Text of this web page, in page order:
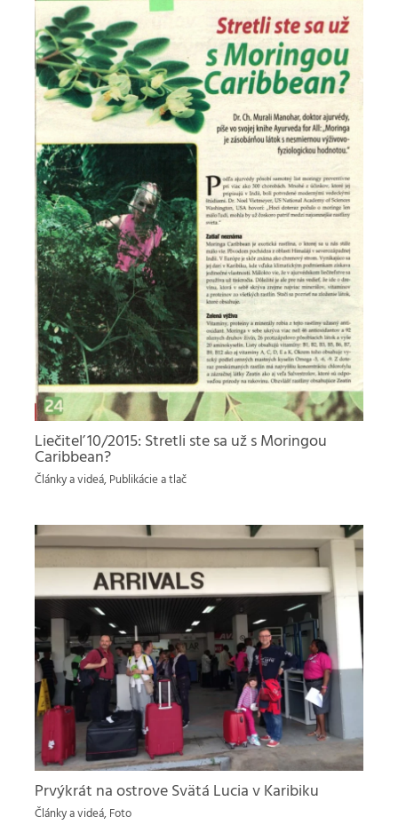
Liečiteľ 10/2015: Stretli ste sa už s Moringou
Caribbean?
Články a videá, Publikácie a tlač
Prvýkrát na ostrove Svätá Lucia v Karibiku
Články a videá, Foto